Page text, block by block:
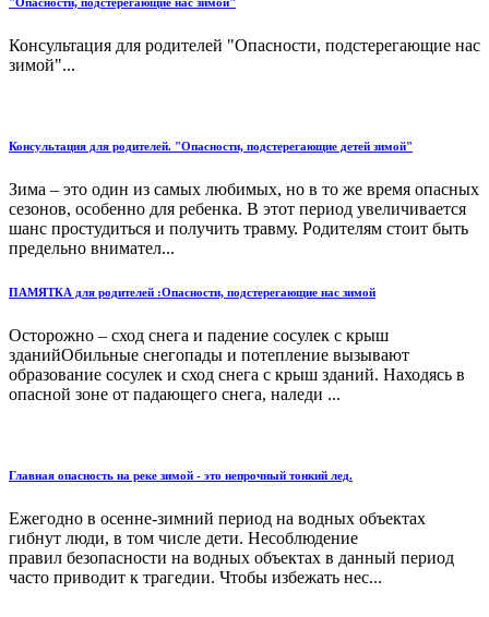
"Опасности, подстерегающие нас зимой"
Консультация для родителей "Опасности, подстерегающие нас
зимой"...
Консультация для родителей. "Опасности, подстерегающие детей зимой"
Зима – это один из самых любимых, но в то же время опасных
сезонов, особенно для ребенка. В этот период увеличивается
шанс простудиться и получить травму. Родителям стоит быть
предельно внимател...
ПАМЯТКА для родителей :Опасности, подстерегающие нас зимой
Осторожно – сход снега и падение сосулек с крыш
зданийОбильные снегопады и потепление вызывают
образование сосулек и сход снега с крыш зданий. Находясь в
опасной зоне от падающего снега, наледи ...
Главная опасность на реке зимой - это непрочный тонкий лед.
Ежегодно в осенне-зимний период на водных объектах
гибнут люди, в том числе дети. Несоблюдение
правил безопасности на водных объектах в данный период
часто приводит к трагедии. Чтобы избежать нес...